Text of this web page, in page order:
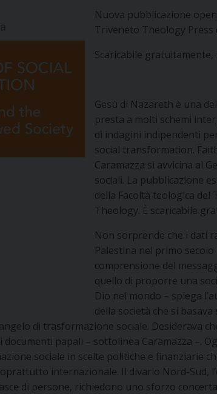
Nuova pubblicazione
Triveneto Theology Press
Scaricabile
Gesù di Nazareth è una
presta a molti schemi
di indagini indipendenti
social transformation.
Caramazza si avvicina al
sociali. La pubblicazione
della Facoltà teologica
Theology. È scaricabile
Non sorprende che i dati
Palestina nel primo
comprensione del
quello di proporre una
Dio nel mondo – spiega
della società che si
di trasformazione sociale. Desiderava
papali – sottolinea Caramazza –.
sociale in scelte politiche e finanziarie
internazionale. Il divario Nord-Sud,
di persone, richiedono uno sforzo